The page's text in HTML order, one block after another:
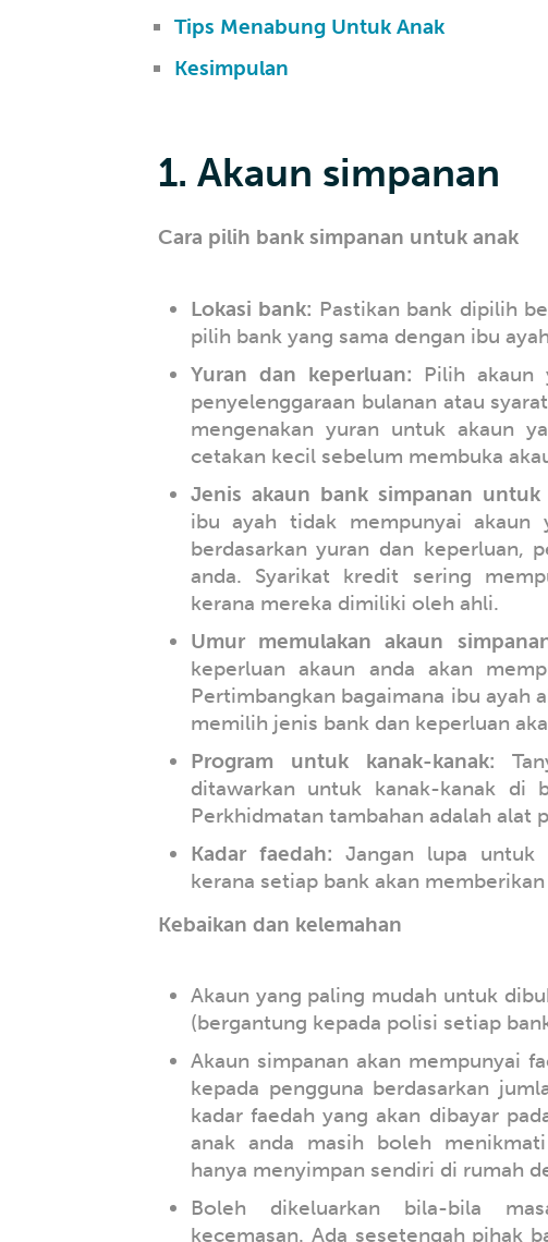
Tips Menabung Untuk Anak
Kesimpulan
1. Akaun simpanan
Cara pilih bank simpanan untuk anak
Lokasi bank: Pastikan bank dipilih
pilih bank yang sama dengan ibu
Yuran dan keperluan: Pilih akaun
penyelenggaraan bulanan atau
mengenakan yuran untuk akaun
cetakan kecil sebelum membuka
Jenis akaun bank simpanan untuk
ibu ayah tidak mempunyai akaun
berdasarkan yuran dan keperluan,
anda. Syarikat kredit sering
kerana mereka dimiliki oleh ahli.
Umur memulakan akaun
keperluan akaun anda akan
Pertimbangkan bagaimana ibu ayah
memilih jenis bank dan keperluan
Program untuk kanak-kanak:
ditawarkan untuk kanak-kanak di
Perkhidmatan tambahan adalah alat
Kadar faedah: Jangan lupa untuk
kerana setiap bank akan
Kebaikan dan kelemahan
Akaun yang paling mudah untuk
(bergantung kepada polisi setiap
Akaun simpanan akan mempunyai
kepada pengguna berdasarkan
kadar faedah yang akan dibayar
anak anda masih boleh
hanya menyimpan sendiri di rumah
Boleh dikeluarkan bila-bila
kecemasan. Ada sesetengah pihak